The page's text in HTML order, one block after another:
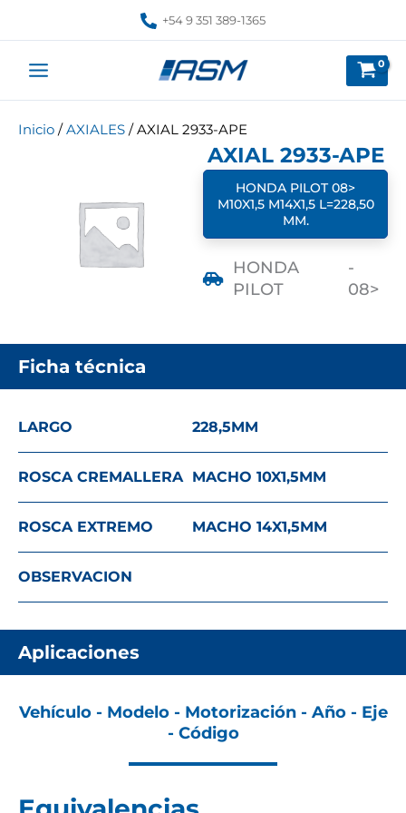
+54 9 351 389-1365
Inicio /AXIALES / AXIAL 2933-APE
AXIAL 2933-APE
HONDA PILOT 08>
M10X1,5 M14X1,5 L=228,50
MM.
HONDA
PILOT
-
08>
Ficha técnica
LARGO 228,5MM
ROSCA CREMALLERA MACHO 10X1,5MM
ROSCA EXTREMO MACHO 14X1,5MM
OBSERVACION
Aplicaciones
Vehículo - Modelo - Motorización - Año - Eje
- Código